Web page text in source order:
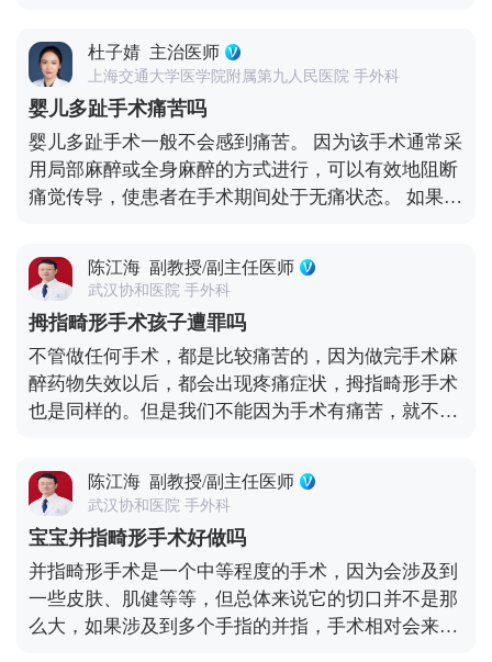
简单，骨吸收、坏死的几率也大大降低，所以这一方
法成了很多家长的首选。
这段手术没有记忆，对孩子的远期预后没有影响，对
孩子的身心也是一种保护。 手术开始时，麻醉医生会
选择好适应症和掌握药物剂量，使孩子迅速进入一种
无痛睡眠状态。手术过程中，保证孩子没有痛觉、呼
吸平稳、血压稳定、肌肉放松，在整个手术过程中给
予监护观察，保证孩子安全。手术结束时，将孩子从
深睡状态中唤醒。 对于宝宝并指畸形的情况，尽可能
开，更有利于宝宝手指的生长，也更有利于创面的愈
合。
杜子婧 主治医师
上海交通大学医学院附属第九人民医院 手外科
婴儿多趾手术痛苦吗
婴儿多趾手术一般不会感到痛苦。 因为该手术通常采
用局部麻醉或全身麻醉的方式进行，可以有效地阻断
痛觉传导，使患者在手术期间处于无痛状态。 如果患
镇痛效果，导致轻微不适。此时需要使用适当的药物
来缓解这些不适症状。 术前应与医生详细沟通，了解
手术过程及可能出现的风险，并遵循医嘱做好术前准
备。术后注意观察宝宝的生命体征和伤口愈合情况，
避免剧烈运动以减少疼痛。
陈江海 副教授/副主任医师
武汉协和医院 手外科
拇指畸形手术孩子遭罪吗
不管做任何手术，都是比较痛苦的，因为做完手术麻
醉药物失效以后，都会出现疼痛症状，拇指畸形手术
也是同样的。但是我们不能因为手术有痛苦，就不做
决定。拇指畸形可以分为拇指发育不良、拇指多指、
并指、三节拇等。 拇指发育不良，由于孩子年纪比较
小，出于安全和手术顺利进行考虑，通常会采用全麻
的方式进行。麻醉医生会根据孩子的情况来精确计算
麻醉的计量，能使其迅速进入睡着状态，全身肌肉松
弛，感觉不到疼痛。拇指发育不良手术后，孩子体内
残余的药物会随着新陈代谢排出，很快就会苏醒，不
陈江海 副教授/副主任医师
武汉协和医院 手外科
宝宝并指畸形手术好做吗
并指畸形手术是一个中等程度的手术，因为会涉及到
一些皮肤、肌健等等，但总体来说它的切口并不是那
么大，如果涉及到多个手指的并指，手术相对会来说